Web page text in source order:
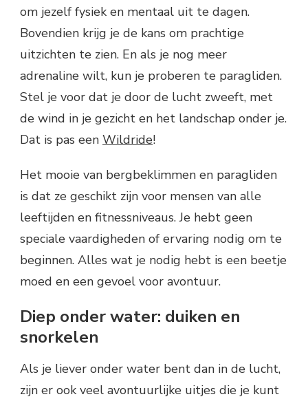
om jezelf fysiek en mentaal uit te dagen.
Bovendien krijg je de kans om prachtige
uitzichten te zien. En als je nog meer
adrenaline wilt, kun je proberen te paragliden.
Stel je voor dat je door de lucht zweeft, met
de wind in je gezicht en het landschap onder je.
Dat is pas een Wildride!
Het mooie van bergbeklimmen en paragliden
is dat ze geschikt zijn voor mensen van alle
leeftijden en fitnessniveaus. Je hebt geen
speciale vaardigheden of ervaring nodig om te
beginnen. Alles wat je nodig hebt is een beetje
moed en een gevoel voor avontuur.
Diep onder water: duiken en
snorkelen
Als je liever onder water bent dan in de lucht,
zijn er ook veel avontuurlijke uitjes die je kunt